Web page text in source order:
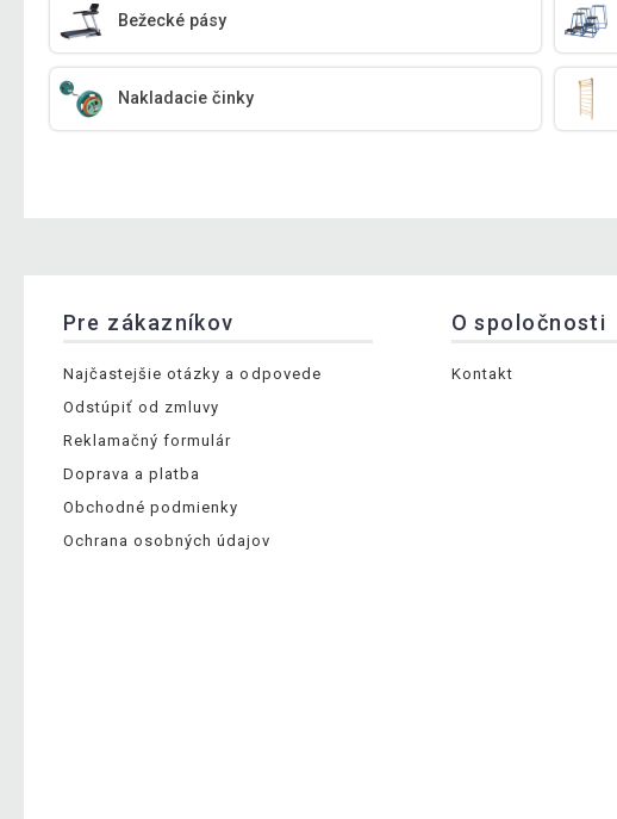
Bežecké pásy
Nakladacie činky
Pre zákazníkov
Najčastejšie otázky a odpovede
Odstúpiť od zmluvy
Reklamačný formulár
Doprava a platba
Obchodné podmienky
Ochrana osobných údajov
O spoločnosti
Kontakt